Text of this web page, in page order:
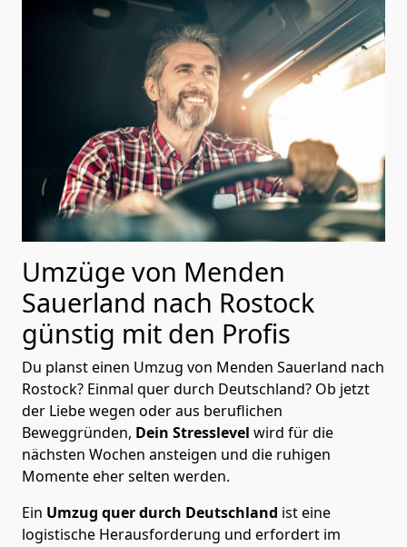
Umzüge von Menden
Sauerland nach Rostock
günstig mit den Profis
Du planst einen Umzug von Menden Sauerland nach
Rostock? Einmal quer durch Deutschland? Ob jetzt
der Liebe wegen oder aus beruflichen
Beweggründen, Dein Stresslevel wird für die
nächsten Wochen ansteigen und die ruhigen
Momente eher selten werden.
Ein Umzug quer durch Deutschland ist eine
logistische Herausforderung und erfordert im